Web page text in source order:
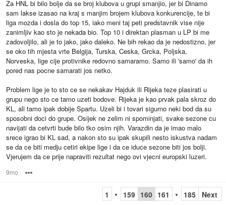
Za HNL bi bilo bolje da se broj klubova u grupi smanjio, jer bi Dinamo
sam lakse izasao na kraj s manjim brojem klubova konkurencije, te bi
liga mozda i dosla do top 15, iako meni taj peti predstavnik vise nije
zanimljiv kao sto je nekada bio. Top 10 i direktan plasman u LP bi me
zadovoljilo, ali je to jako, jako daleko. Ne bih rekao da je nedostizno, jer
se oko tih mjesta vrte Belgija, Turska, Ceska, Grcka, Poljska,
Norveska, lige cije protivnike redovno samaramo. Samo ili 'samo' da ih
pored nas pocne samarati jos netko.
Problem lige je to sto ce se nekakav Hajduk ili Rijeka teze plasirati u
grupu nego sto ce tamo uzeti bodove. Rijeka je kao prvak pala skroz do
KL, ali tamo ipak dobije Spartu. Uzeli bi i tovari sigurno neki bod da su
sposobni doci do grupe. Osijek ne zelim ni spominjati, svake sezone cu
navijati da cetvrti bude bilo tko osim njih. Varazdin da je imao malo
srece igrao bi KL sad, a nakon sto su ipak skupili nesto iskustva nadam
se da ce biti medju cetiri ekipe lige i da ce iduce sezone biti jos bolji.
Vjerujem da ce prije napraviti rezultat nego ovi vjecni europski luzeri.
9mo
1 ▼ 159 160 161 ▼ 185 Next